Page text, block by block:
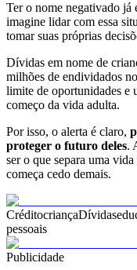
Ter o nome negativado
imagine lidar com essa
tomar suas próprias
Dívidas em nome de
milhões de endividados
limite de oportunidades e
começo da vida adulta.
Por isso, o alerta é claro,
proteger o futuro deles.
ser o que separa uma
começa cedo demais.
CréditocriançaDívidas
pessoais
Publicidade